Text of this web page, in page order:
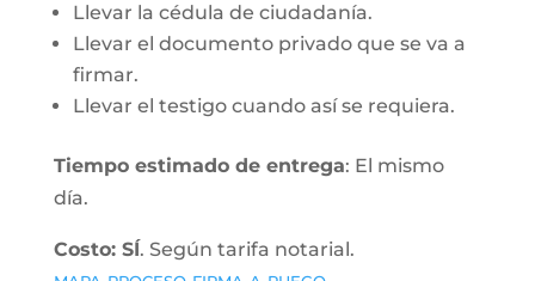
Llevar la cédula de ciudadanía.
Llevar el documento privado que se va a
firmar.
Llevar el testigo cuando así se requiera.
Tiempo estimado de entrega: El mismo
día.
Costo: SÍ. Según tarifa notarial.